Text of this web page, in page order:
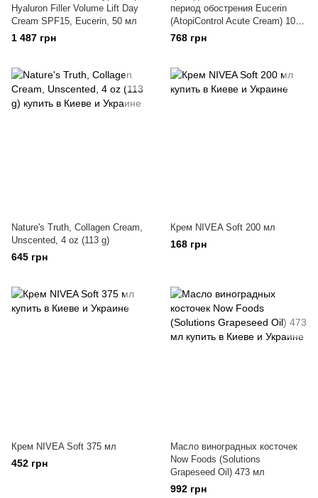
Hyaluron Filler Volume Lift Day
Cream SPF15, Eucerin, 50 мл
1 487 грн
период обострения Eucerin
(AtopiControl Acute Cream) 100
мл
768 грн
Nature's Truth, Collagen Cream,
Unscented, 4 oz (113 g)
645 грн
Крем NIVEA Soft 200 мл
168 грн
Крем NIVEA Soft 375 мл
452 грн
Масло виноградных косточек
Now Foods (Solutions
Grapeseed Oil) 473 мл
992 грн